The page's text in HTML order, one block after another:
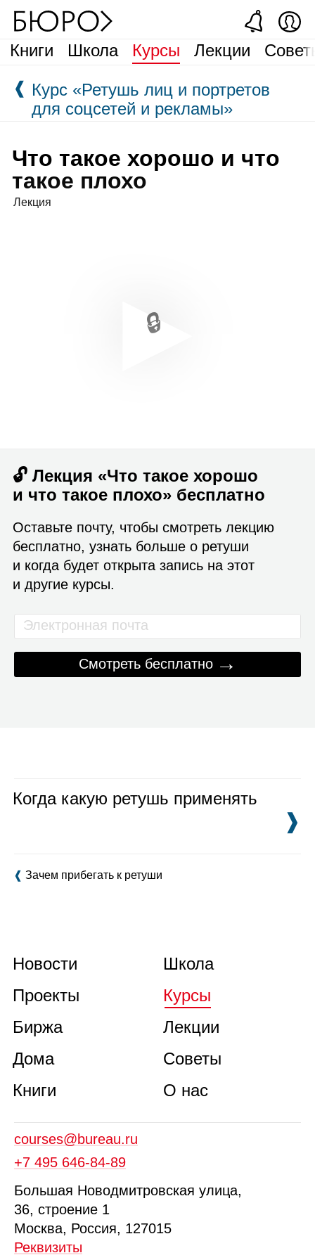
Книги Школа Курсы Лекции
❰ Курс «Ретушь лиц и портретов
для соцсетей и рекламы»
Что такое хорошо и что
такое плохо
Лекция
🔓 Лекция «Что такое хорошо
и что такое плохо» бесплатно
Оставьте почту, чтобы смотреть лекцию
бесплатно, узнать больше о ретуши
и когда будет открыта запись на этот
и другие курсы.
Смотреть бесплатно →
❰ Зачем прибегать к ретуши
Когда какую ретушь применять
❱
Новости
Проекты
Биржа
Дома
Книги
Школа
Курсы
Лекции
Советы
О нас
courses@bureau.ru
+7 495 646‑84‑89
Большая Новодмитровская улица,
36, строение 1
Москва, Россия, 127015
Реквизиты